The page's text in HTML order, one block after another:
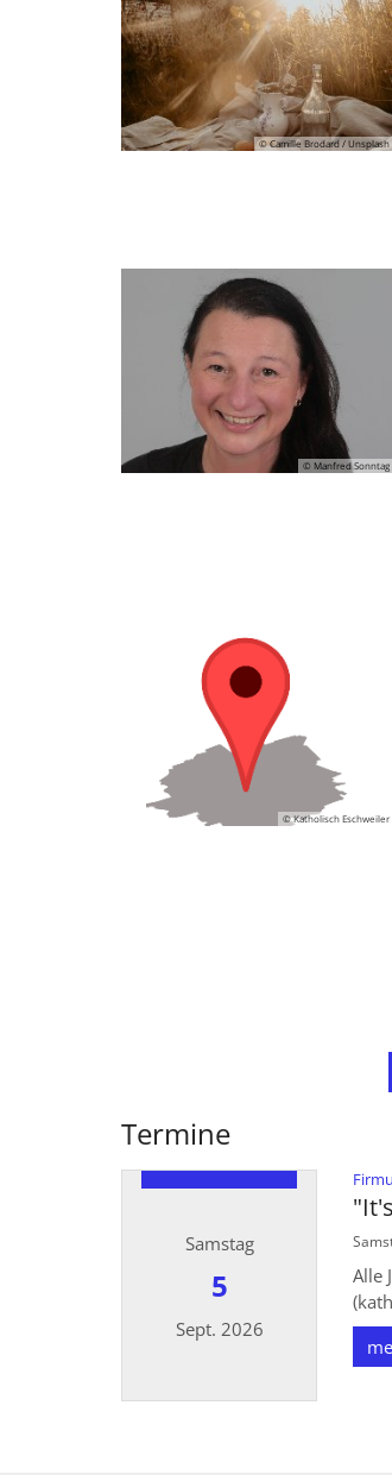
© Camille Brodard / Unsplash
© Manfred Sonntag
© Katholisch Eschweiler
Termine
Samstag
5
Sept. 2026
Alle